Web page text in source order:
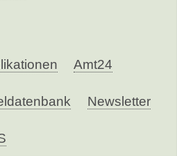
Amt24
Newsletter